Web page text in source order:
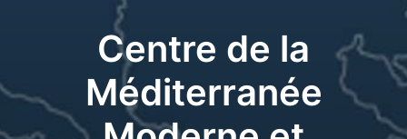
Centre de la
Méditerranée